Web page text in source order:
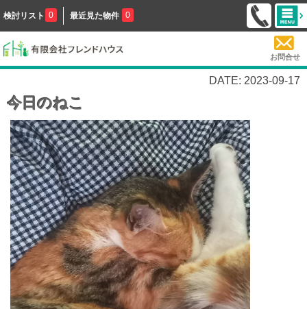
検討リスト 0 最近見た物件 0
お問合せ
DATE: 2023-09-17
今日のねこ